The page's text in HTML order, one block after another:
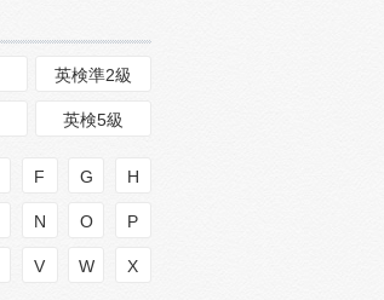
英検準2級
英検5級
F G H
N O P
V W X